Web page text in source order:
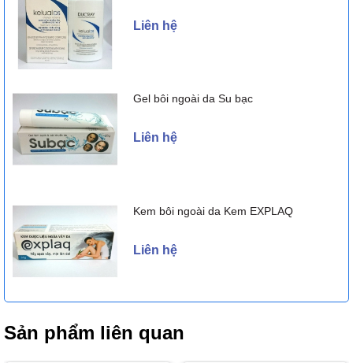
Liên hệ
Gel bôi ngoài da Su bạc
Liên hệ
Kem bôi ngoài da Kem EXPLAQ
Liên hệ
Sản phẩm liên quan